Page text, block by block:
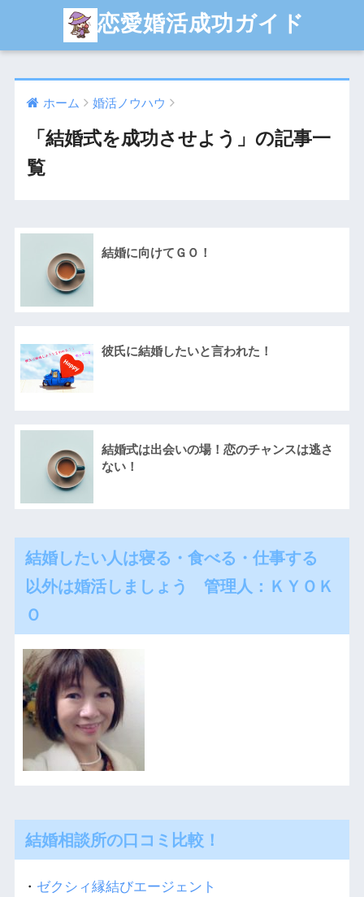
恋愛婚活成功ガイド
ホーム 婚活ノウハウ
「結婚式を成功させよう」の記事一
覧
結婚に向けてＧＯ！
彼氏に結婚したいと言われた！
結婚式は出会いの場！恋のチャンスは逃さ
ない！
結婚したい人は寝る・食べる・仕事する
以外は婚活しましょう 管理人：ＫＹＯＫ
Ｏ
結婚相談所の口コミ比較！
・ ゼクシィ縁結びエージェント